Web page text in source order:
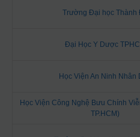
Trường Đại học Thành
Đại Học Y Dược
Học Viện An Ninh Nhân
Học Viện Công Nghệ Bưu Chính
TP.HCM)